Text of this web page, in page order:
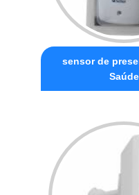
sensor de
Saúde